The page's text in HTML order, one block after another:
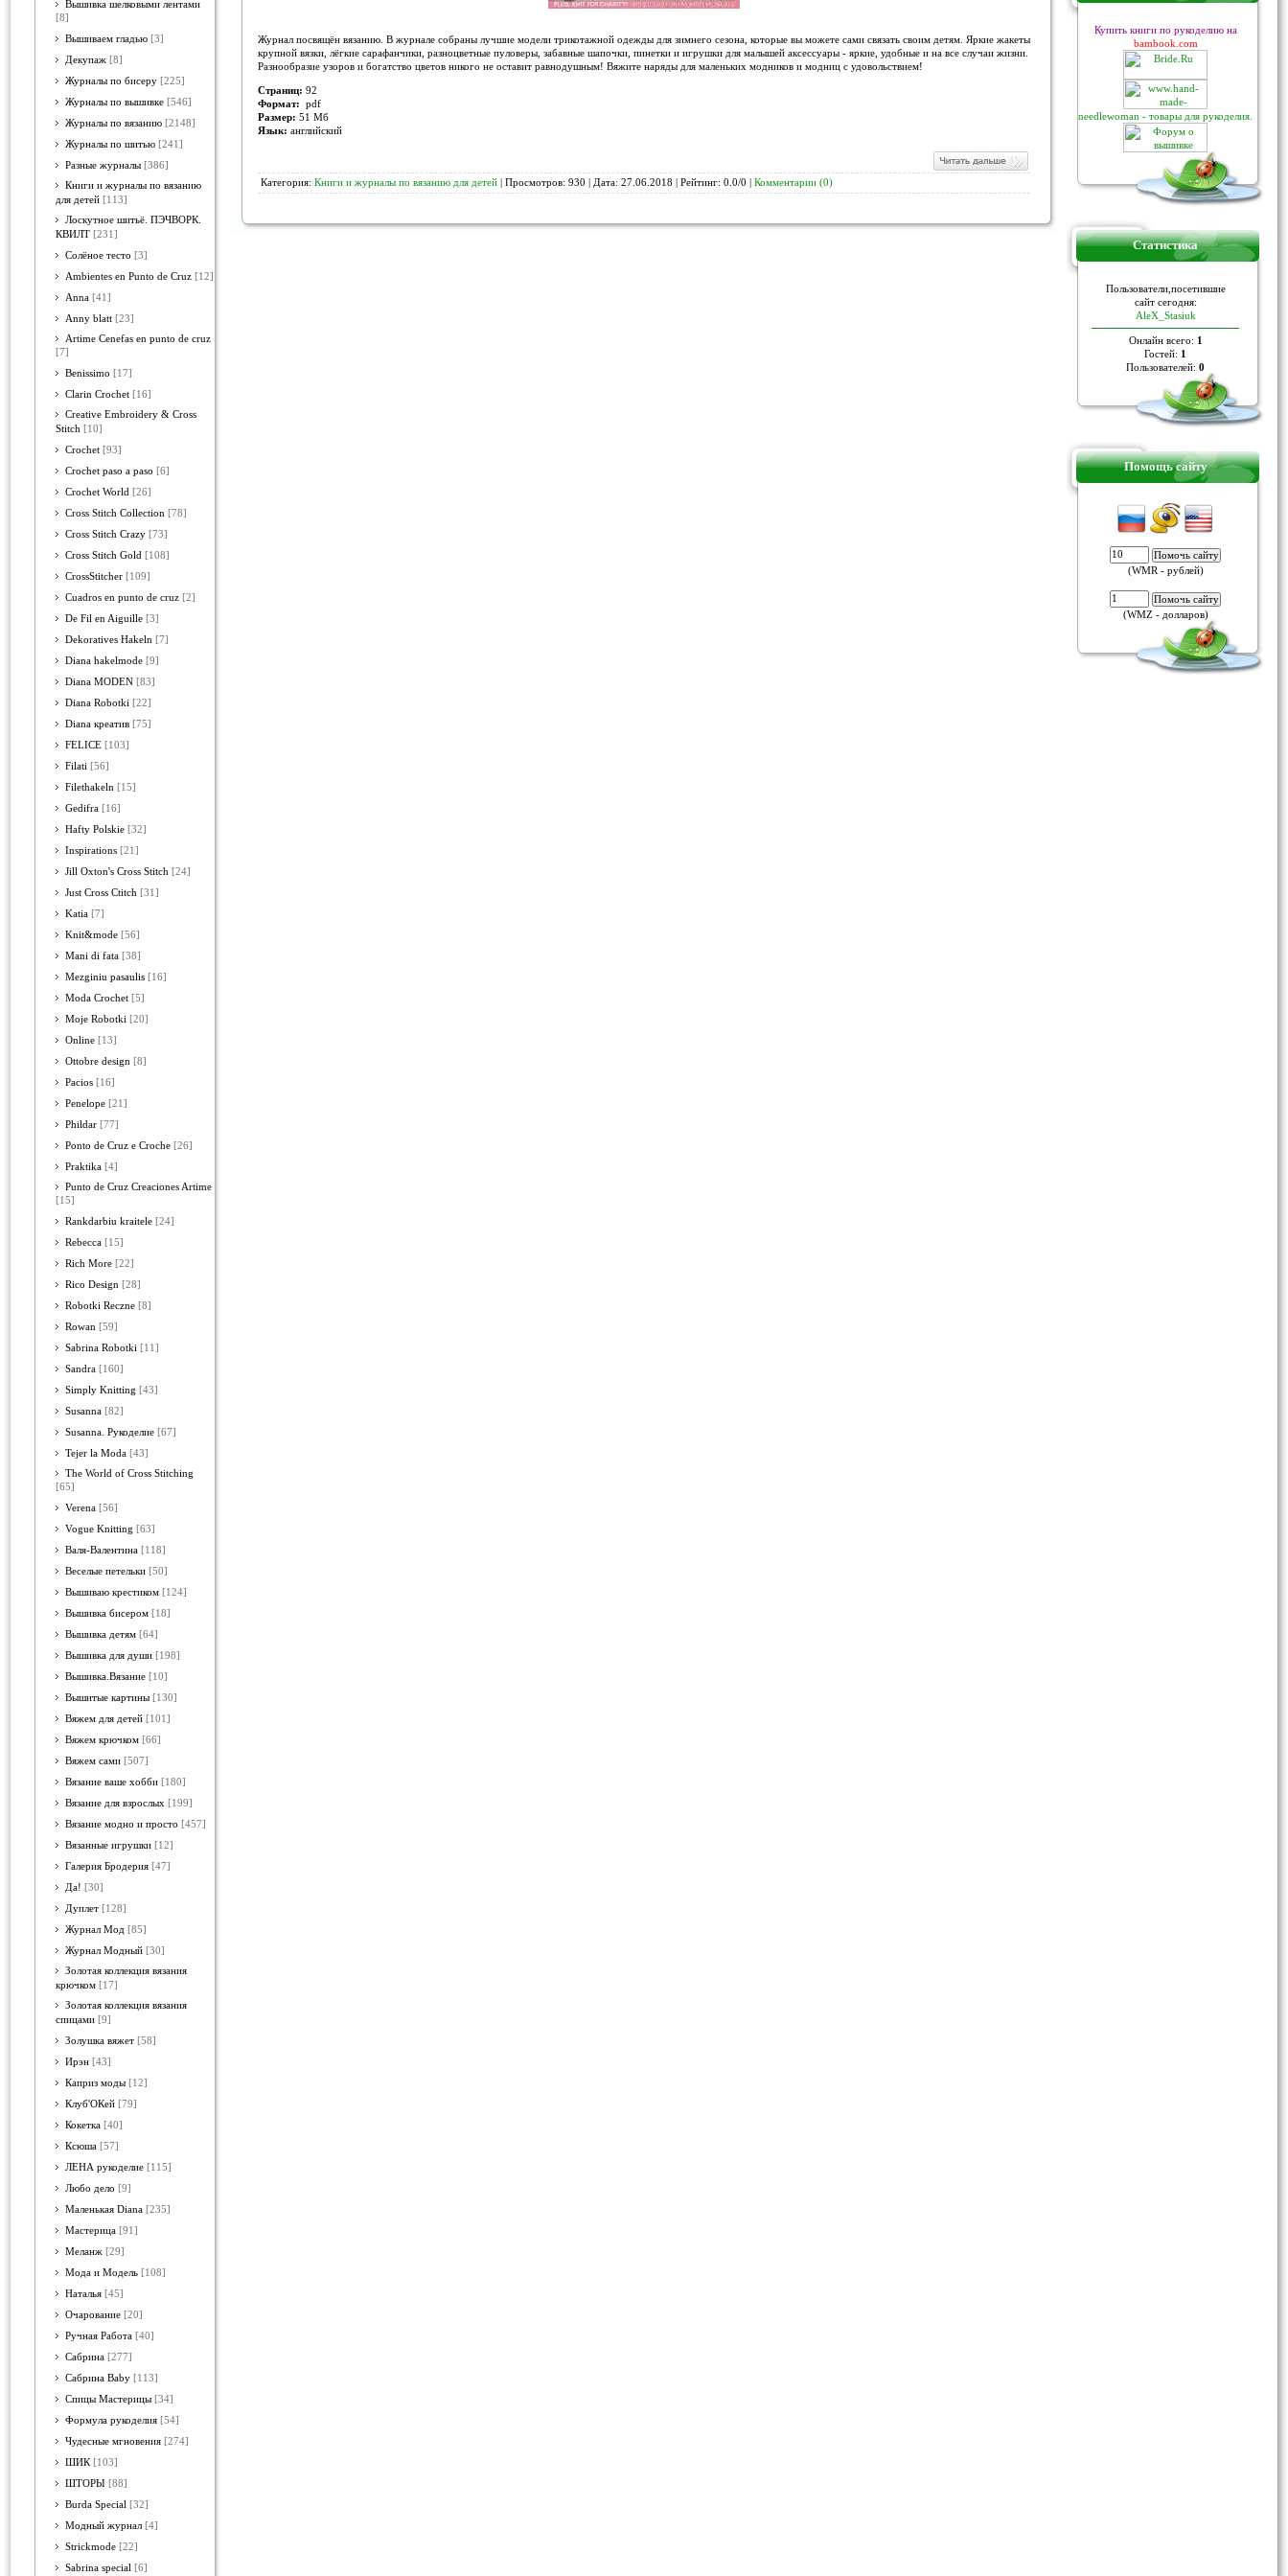
Вышивка шелковыми лентами
[8]
Вышиваем гладью [3]
Декупаж [8]
Журналы по бисеру [225]
Журналы по вышивке [546]
Журналы по вязанию [2148]
Журналы по шитью [241]
Разные журналы [386]
Книги и журналы по вязанию
для детей [113]
Лоскутное шитьё. ПЭЧВОРК.
КВИЛТ [231]
Солёное тесто [3]
Ambientes en Punto de Cruz [12]
Anna [41]
Anny blatt [23]
Artime Cenefas en punto de cruz
[7]
Benissimo [17]
Clarin Crochet [16]
Creative Embroidery & Cross
Stitch [10]
Crochet [93]
Crochet paso a paso [6]
Crochet World [26]
Cross Stitch Collection [78]
Cross Stitch Crazy [73]
Cross Stitch Gold [108]
CrossStitcher [109]
Cuadros en punto de cruz [2]
De Fil en Aiguille [3]
Dekoratives Hakeln [7]
Diana hakelmode [9]
Diana MODEN [83]
Diana Robotki [22]
Diana креатив [75]
FELICE [103]
Filati [56]
Filethakeln [15]
Gedifra [16]
Hafty Polskie [32]
Inspirations [21]
Jill Oxton's Cross Stitch [24]
Just Cross Ctitch [31]
Katia [7]
Knit&mode [56]
Mani di fata [38]
Mezginiu pasaulis [16]
Moda Crochet [5]
Moje Robotki [20]
Online [13]
Ottobre design [8]
Pacios [16]
Penelope [21]
Phildar [77]
Ponto de Cruz e Croche [26]
Praktika [4]
Punto de Cruz Creaciones Artime
[15]
Rankdarbiu kraitele [24]
Rebecca [15]
Rich More [22]
Rico Design [28]
Robotki Reczne [8]
Rowan [59]
Sabrina Robotki [11]
Sandra [160]
Simply Knitting [43]
Susanna [82]
Susanna. Рукоделие [67]
Tejer la Moda [43]
The World of Cross Stitching
[65]
Verena [56]
Vogue Knitting [63]
Валя-Валентина [118]
Веселые петельки [50]
Вышиваю крестиком [124]
Вышивка бисером [18]
Вышивка детям [64]
Вышивка для души [198]
Вышивка.Вязание [10]
Вышитые картины [130]
Вяжем для детей [101]
Вяжем крючком [66]
Вяжем сами [507]
Вязание ваше хобби [180]
Вязание для взрослых [199]
Вязание модно и просто [457]
Вязанные игрушки [12]
Галерия Бродерия [47]
Да! [30]
Дуплет [128]
Журнал Мод [85]
Журнал Модный [30]
Золотая коллекция вязания
крючком [17]
Золотая коллекция вязания
спицами [9]
Золушка вяжет [58]
Ирэн [43]
Каприз моды [12]
Клуб'ОКей [79]
Кокетка [40]
Ксюша [57]
ЛЕНА рукоделие [115]
Любо дело [9]
Маленькая Diana [235]
Мастерица [91]
Меланж [29]
Мода и Модель [108]
Наталья [45]
Очарование [20]
Ручная Работа [40]
Сабрина [277]
Сабрина Baby [113]
Спицы Мастерицы [34]
Формула рукоделия [54]
Чудесные мгновения [274]
ШИК [103]
ШТОРЫ [88]
Burda Special [32]
Модный журнал [4]
Strickmode [22]
Sabrina special [6]
Журнал посвящён вязанию. В журнале собраны лучшие модели трикотажной одежды для зимнего сезона, которые вы можете сами связать своим детям. Яркие жакеты
крупной вязки, лёгкие сарафанчики, разноцветные пуловеры, забавные шапочки, пинетки и игрушки для малышей аксессуары - яркие, удобные и на все случаи жизни.
Разнообразие узоров и богатство цветов никого не оставит равнодушным! Вяжите наряды для маленьких модников и модниц с удовольствием!
Страниц: 92
Формат: pdf
Размер: 51 Мб
Язык: английский
Категория: Книги и журналы по вязанию для детей | Просмотров: 930 | Дата: 27.06.2018 | Рейтинг: 0.0/0 | Комментарии (0)
Купить книги по рукоделию на
bambook.com
needlewoman - товары для рукоделия.
Статистика
Пoльзoвaтели,пoceтившие
caйт ceгoдня:
AleX_Stasiuk
Онлайн всего: 1
Гостей: 1
Пользователей: 0
Помощь сайту
(WMR - рублей)
(WMZ - долларов)